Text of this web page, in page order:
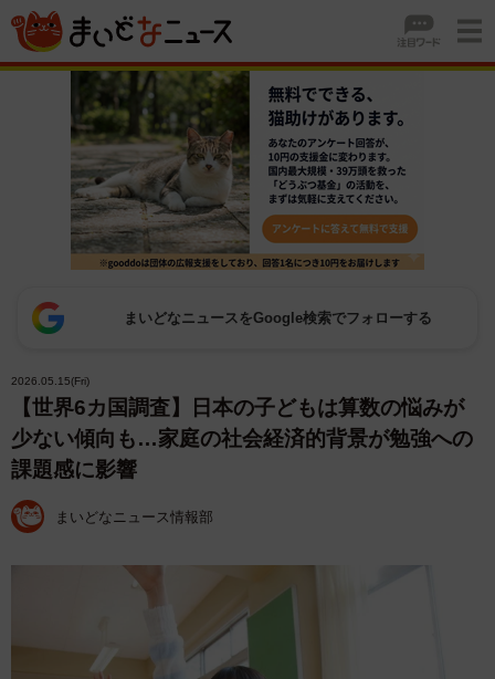
まいどなニュースをGoogle検索でフォローする
2026.05.15(Fri)
【世界6カ国調査】日本の子どもは算数の悩みが
少ない傾向も…家庭の社会経済的背景が勉強への
課題感に影響
まいどなニュース情報部